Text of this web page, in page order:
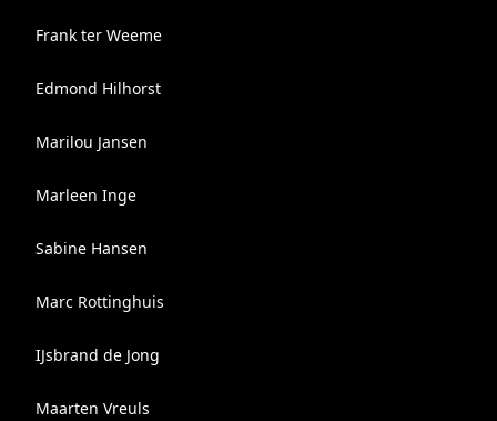
Frank ter Weeme
Edmond Hilhorst
Marilou Jansen
Marleen Inge
Sabine Hansen
Marc Rottinghuis
IJsbrand de Jong
Maarten Vreuls